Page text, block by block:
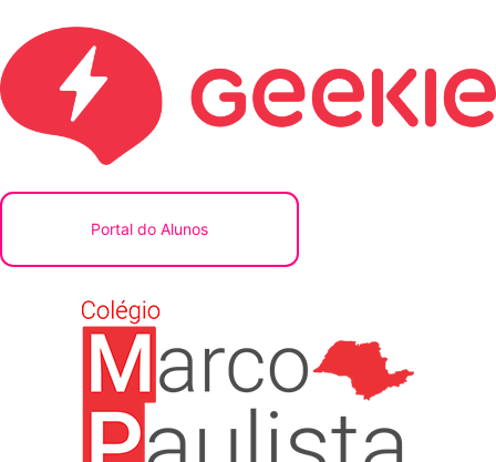
Portal do Alunos